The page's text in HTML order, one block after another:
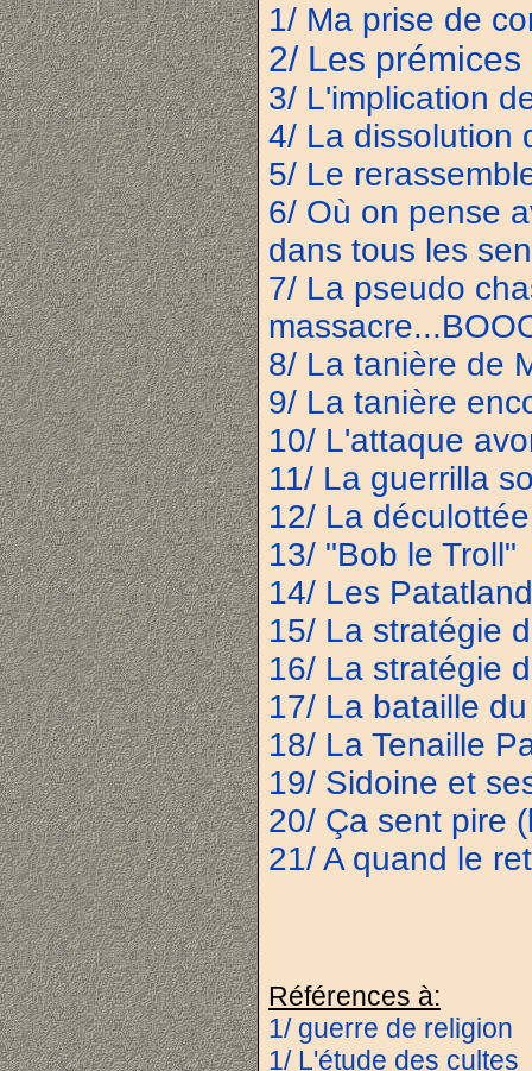
1/ Ma prise de
2/ Les
3/ L'implication
4/ La dissolution
5/ Le
6/ Où on pense
dans tous les
7/ La pseudo
8/ La tanière de
9/ La tanière
10/ L'attaque
11/ La guerrilla
12/ La
13/ "Bob le Troll"
14/ Les
15/ La stratégie
16/ La stratégie
17/ La bataille
18/ La Tenaille
19/ Sidoine et
20/ Ça sent pire
21/ A quand le
Références à:
1/ guerre de religion
1/ L'étude des cultes